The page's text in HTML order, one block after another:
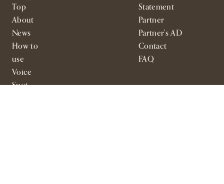
Top
About
News
How to
use
Voice
Spot
Statement
Partner
Partner's AD
Contact
FAQ